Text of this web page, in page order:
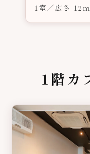
1室／広さ
1階カ